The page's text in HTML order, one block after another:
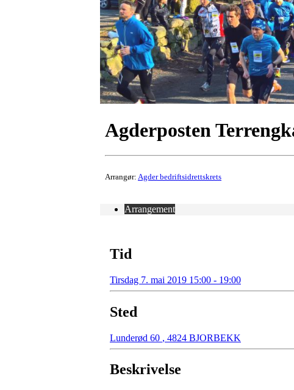
Agderposten
Arrangør: Agder bedriftsidrettskrets
Arrangement
Tid
Tirsdag 7. mai 2019 15:00 - 19:00
Sted
Lunderød 60 , 4824 BJORBEKK
Beskrivelse